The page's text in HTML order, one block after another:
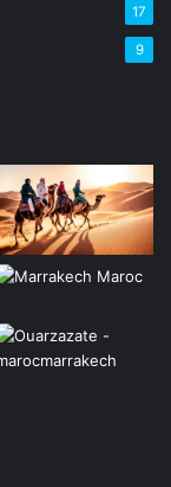
17
9